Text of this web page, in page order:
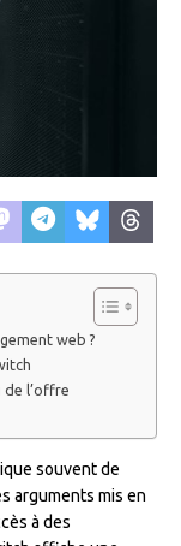
web ?
l’offre
souvent de
arguments mis en
à des